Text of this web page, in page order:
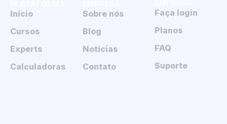
Início
Cursos
Experts
Calculadoras
Sobre nós
Blog
Notícias
Contato
Faça login
Planos
FAQ
Suporte